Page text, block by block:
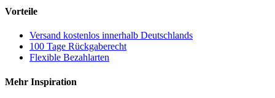
Vorteile
Versand kostenlos innerhalb Deutschlands
100 Tage Rückgaberecht
Flexible Bezahlarten
Mehr Inspiration